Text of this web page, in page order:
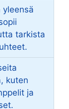
yleensä
tarkista
kuten
ja